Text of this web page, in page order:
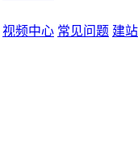
视频中心 常见问题 建